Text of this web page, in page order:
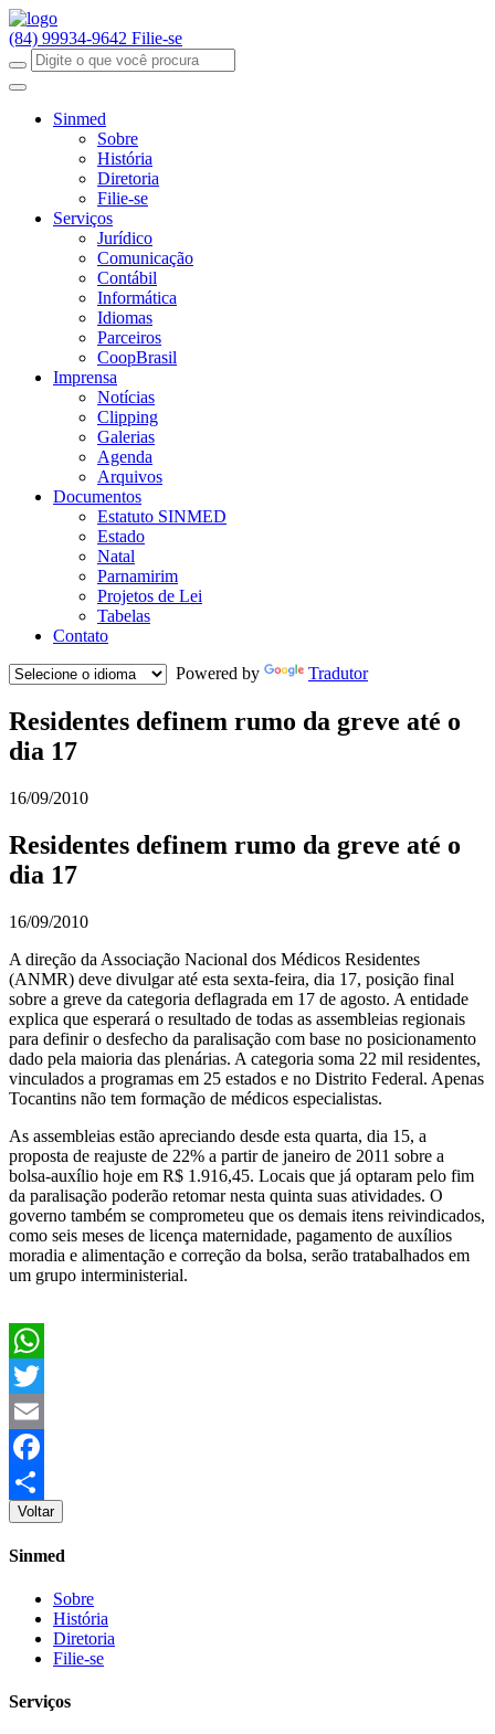
(84) 99934-9642 Filie-se
Sinmed
Sobre
História
Diretoria
Filie-se
Serviços
Jurídico
Comunicação
Contábil
Informática
Idiomas
Parceiros
CoopBrasil
Imprensa
Notícias
Clipping
Galerias
Agenda
Arquivos
Documentos
Estatuto SINMED
Estado
Natal
Parnamirim
Projetos de Lei
Tabelas
Contato
Powered by
Tradutor
Residentes definem rumo da greve até o
dia 17
16/09/2010
Residentes definem rumo da greve até o
dia 17
16/09/2010
A direção da Associação Nacional dos Médicos Residentes
(ANMR) deve divulgar até esta sexta-feira, dia 17, posição final
sobre a greve da categoria deflagrada em 17 de agosto. A entidade
explica que esperará o resultado de todas as assembleias regionais
para definir o desfecho da paralisação com base no posicionamento
dado pela maioria das plenárias. A categoria soma 22 mil residentes,
vinculados a programas em 25 estados e no Distrito Federal. Apenas
Tocantins não tem formação de médicos especialistas.
As assembleias estão apreciando desde esta quarta, dia 15, a
proposta de reajuste de 22% a partir de janeiro de 2011 sobre a
bolsa-auxílio hoje em R$ 1.916,45. Locais que já optaram pelo fim
da paralisação poderão retomar nesta quinta suas atividades. O
governo também se comprometeu que os demais itens reivindicados,
como seis meses de licença maternidade, pagamento de auxílios
moradia e alimentação e correção da bolsa, serão tratabalhados em
um grupo interministerial.
WhatsApp
Twitter
Email
Facebook
Share
Voltar
Sinmed
Sobre
História
Diretoria
Filie-se
Serviços